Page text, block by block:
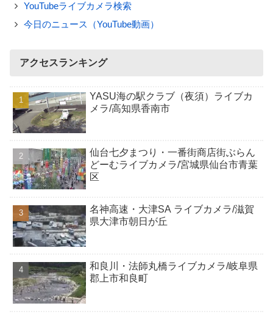
YouTubeライブカメラ検索
今日のニュース（YouTube動画）
アクセスランキング
YASU海の駅クラブ（夜須）ライブカ
メラ/高知県香南市
仙台七夕まつり・一番街商店街ぶらん
どーむライブカメラ/宮城県仙台市青葉
区
名神高速・大津SA ライブカメラ/滋賀
県大津市朝日が丘
和良川・法師丸橋ライブカメラ/岐阜県
郡上市和良町